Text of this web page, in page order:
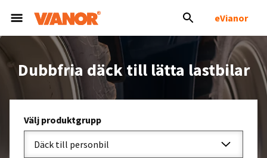
eVianor
Dubbfria däck till lätta lastbilar
Välj produktgrupp
Däck till personbil